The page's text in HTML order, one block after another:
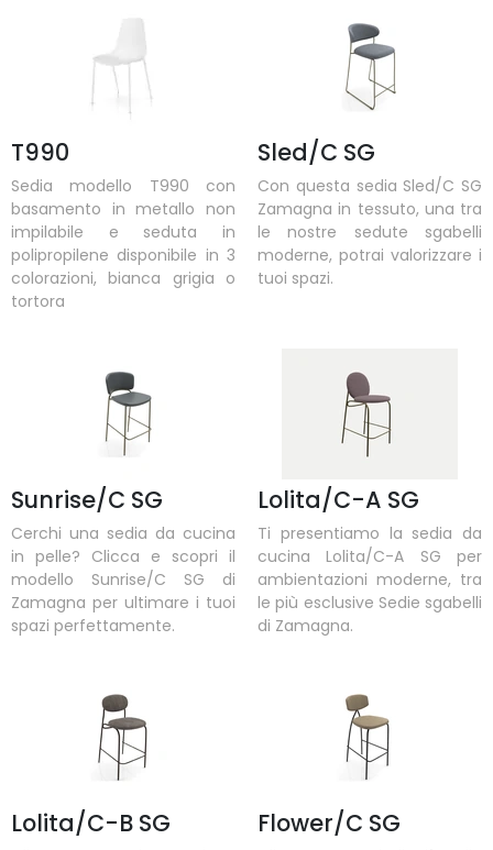
T990
Sedia modello T990 con
basamento in metallo non
impilabile e seduta in
polipropilene disponibile in 3
colorazioni, bianca grigia o
tortora
Sled/C SG
Con questa sedia Sled/C SG
Zamagna in tessuto, una tra
le nostre sedute sgabelli
moderne, potrai valorizzare i
tuoi spazi.
Sunrise/C SG
Cerchi una sedia da cucina
in pelle? Clicca e scopri il
modello Sunrise/C SG di
Zamagna per ultimare i tuoi
spazi perfettamente.
Lolita/C-A SG
Ti presentiamo la sedia da
cucina Lolita/C-A SG per
ambientazioni moderne, tra
le più esclusive Sedie sgabelli
di Zamagna.
Lolita/C-B SG Flower/C SG